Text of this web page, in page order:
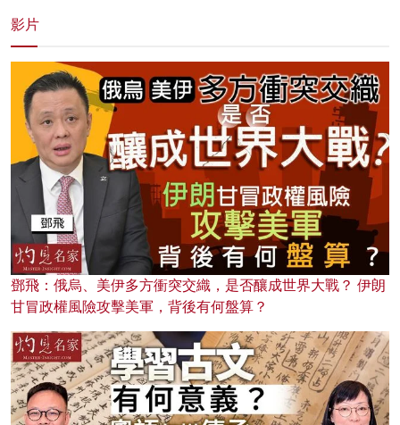
影片
鄧飛：俄烏、美伊多方衝突交織，是否釀成世界大戰？ 伊朗
甘冒政權風險攻擊美軍，背後有何盤算？